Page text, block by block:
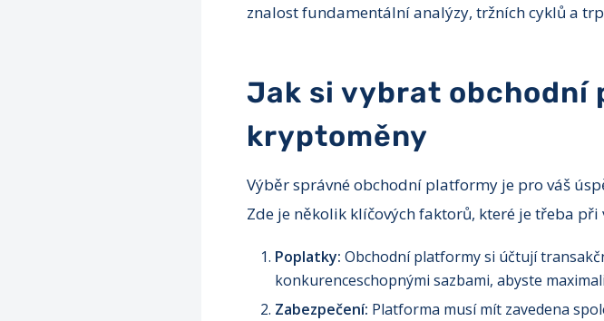
znalost fundamentální analýzy, tržních cyklů a
Jak si vybrat obchodní
kryptoměny
Výběr správné obchodní platformy je pro váš
Zde je několik klíčových faktorů, které je třeba při
Poplatky: Obchodní platformy si účtují
konkurenceschopnými sazbami, abyste
Zabezpečení: Platforma musí mít zavedena